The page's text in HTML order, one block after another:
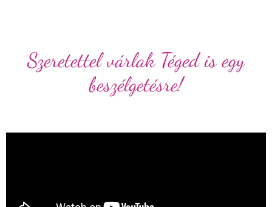
Szeretettel várlak Téged is egy
beszélgetésre!